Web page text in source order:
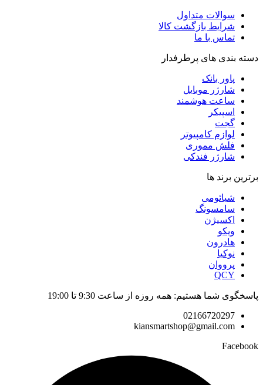
سوالات متداول
شرایط بازگشت کالا
تماس با ما
دسته بندی های پرطرفدار
پاور بانک
شارژر موبایل
ساعت هوشمند
اسپیکر
گجت
لوازم کامپیوتر
فلش مموری
شارژر فندکی
برترین برند ها
شیائومی
سامسونگ
اکسیژن
ویکو
هادرون
نوکیا
پرووان
QCY
پاسخگوی شما هستیم: همه روزه از ساعت 9:30 تا 19:00
02166720297
kiansmartshop@gmail.com
Facebook